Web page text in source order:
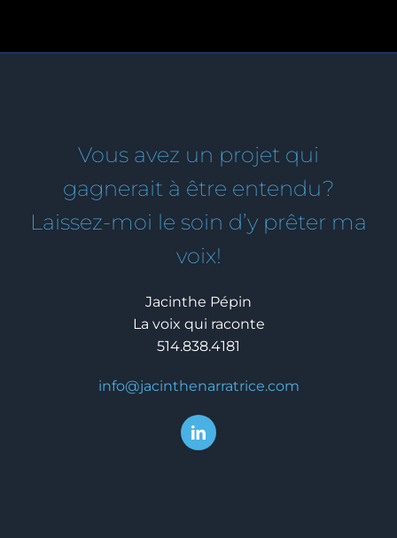
Vous avez un projet qui
gagnerait à être entendu?
Laissez-moi le soin d’y prêter ma
voix!
Jacinthe Pépin
La voix qui raconte
514.838.4181
info@jacinthenarratrice.com